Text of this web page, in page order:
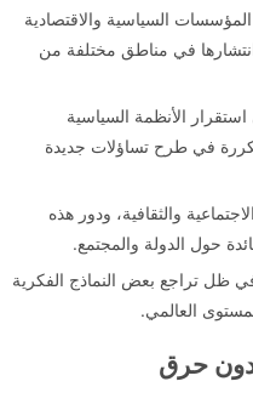
المؤسسات السياسية والاقتصادية
في مناطق مختلفة من
استقرار الأنظمة السياسية
في طرح تساؤلات جديدة
والثقافية، ودور هذه
حول الدولة والمجتمع.
في ظل تراجع بعض النماذج الفكرية
العالمي.
حرق